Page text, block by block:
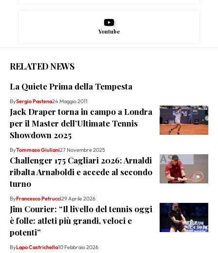
Youtube
RELATED NEWS
La Quiete Prima della Tempesta
BySergio Pastena24 Maggio 2011
Jack Draper torna in campo a Londra
per il Master dell’Ultimate Tennis
Showdown 2025
ByTommaso Giuliani27 Novembre 2025
Challenger 175 Cagliari 2026: Arnaldi
ribalta Arnaboldi e accede al secondo
turno
ByFrancesco Petrucci29 Aprile 2026
Jim Courier: “Il livello del tennis oggi
è folle: atleti più grandi, veloci e
potenti”
ByLapo Castrichella10 Febbraio 2026